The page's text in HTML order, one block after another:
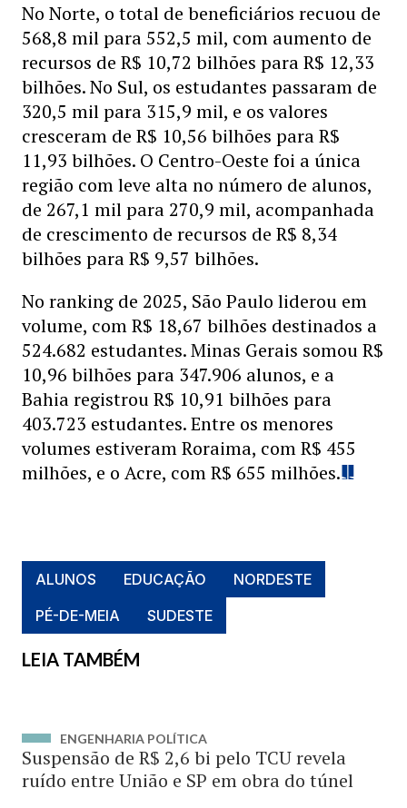
No Norte, o total de beneficiários recuou de
568,8 mil para 552,5 mil, com aumento de
recursos de R$ 10,72 bilhões para R$ 12,33
bilhões. No Sul, os estudantes passaram de
320,5 mil para 315,9 mil, e os valores
cresceram de R$ 10,56 bilhões para R$
11,93 bilhões. O Centro-Oeste foi a única
região com leve alta no número de alunos,
de 267,1 mil para 270,9 mil, acompanhada
de crescimento de recursos de R$ 8,34
bilhões para R$ 9,57 bilhões.
No ranking de 2025, São Paulo liderou em
volume, com R$ 18,67 bilhões destinados a
524.682 estudantes. Minas Gerais somou R$
10,96 bilhões para 347.906 alunos, e a
Bahia registrou R$ 10,91 bilhões para
403.723 estudantes. Entre os menores
volumes estiveram Roraima, com R$ 455
milhões, e o Acre, com R$ 655 milhões.
ALUNOS EDUCAÇÃO
NORDESTE
PÉ-DE-MEIA
SUDESTE
LEIA TAMBÉM
ENGENHARIA POLÍTICA
Suspensão de R$ 2,6 bi pelo TCU revela
ruído entre União e SP em obra do túnel